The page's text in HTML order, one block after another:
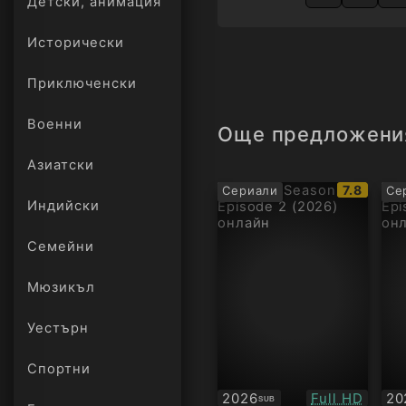
Исторически
Приключенски
Военни
Азиатски
Индийски
Семейни
Мюзикъл
Уестърн
Спортни
Още
Сериали
IMDb
рейтинг:
7.8
2026SUB Качество:
Full HD